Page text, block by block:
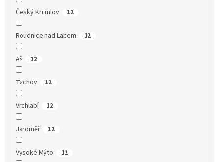
Český Krumlov 12
Roudnice nad Labem 12
Aš 12
Tachov 12
Vrchlabí 12
Jaroměř 12
Vysoké Mýto 12